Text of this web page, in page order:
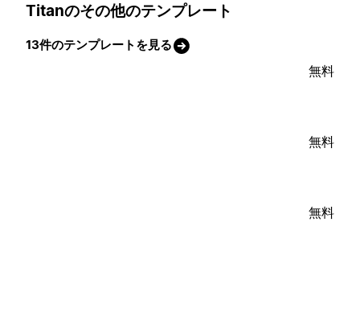
Titanのその他のテンプレート
13件のテンプレートを見る
無料
無料
無料